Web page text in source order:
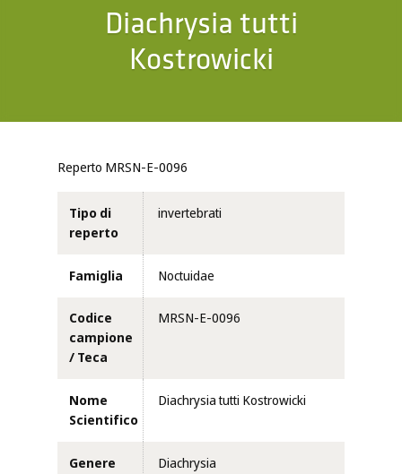
Diachrysia tutti
Kostrowicki
Reperto MRSN-E-0096
Tipo di
reperto
invertebrati
Famiglia Noctuidae
Codice
campione
/ Teca
MRSN-E-0096
Nome
Scientifico
Diachrysia tutti Kostrowicki
Genere Diachrysia